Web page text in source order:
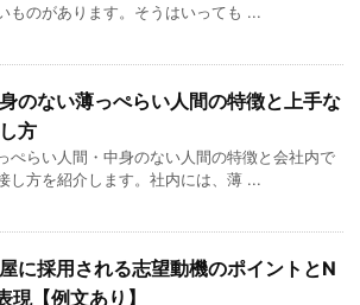
ものがあります。そうはいっても ...
のない薄っぺらい人間の特徴と上手な
方
ぺらい人間・中身のない人間の特徴と会社内で
し方を紹介します。社内には、薄 ...
に採用される志望動機のポイントとN
現【例文あり】